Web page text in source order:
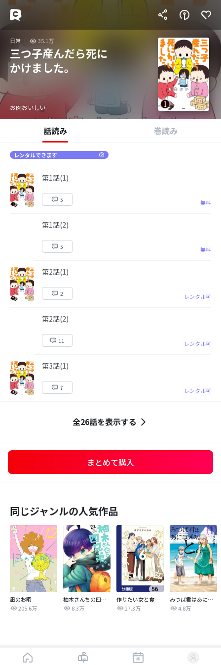
日常 35.1万
三つ子産んだら死に
かけました。
お肉おいしい
話読み 巻読み
レンタルできます
第1話(1)
5 無料
第1話(2)
5 無料
第2話(1)
2 レンタル可
第2話(2)
11 レンタル可
第3話(1)
7 レンタル可
全26話を表示する
まとめて購入
同じジャンルの人気作品
凪のお暇
205.6万
柚木さんちの四兄弟。
8.3万
作りたい女と食べたい女【分冊版】
27.3万
みつば君はあにヨメさんと。
4.8万